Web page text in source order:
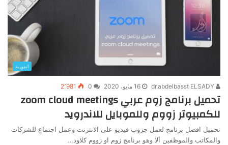
اندوريد
16 مايو، 2020 0 2٬981
تحميل برنامج زوم عربي zoom cloud meetings
للكمبيوتر زووم وللموبايل للاندرويد
تحميل افضل برنامج لعمل جروب فيديو على الانترنت وعمل اجتماع للشركات
والمكاتب والموظفين ألا وهو برنامج زوم او زووم كلاود…